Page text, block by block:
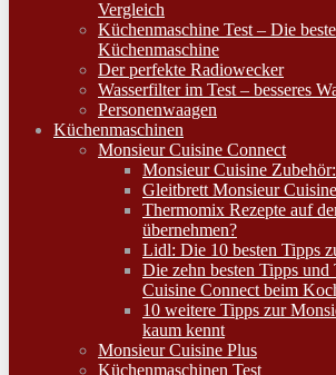
Vergleich
Küchenmaschine Test – Die
Küchenmaschine
Der perfekte Radiowecker
Wasserfilter im Test – besseres
Personenwaagen
Küchenmaschinen
Monsieur Cuisine Connect
Monsieur Cuisine
Gleitbrett Monsieur
Thermomix Rezepte auf
übernehmen?
Lidl: Die 10 besten Tipps
Die zehn besten Tipps
Cuisine Connect beim
10 weitere Tipps zur
kaum kennt
Monsieur Cuisine Plus
Küchenmaschinen Test